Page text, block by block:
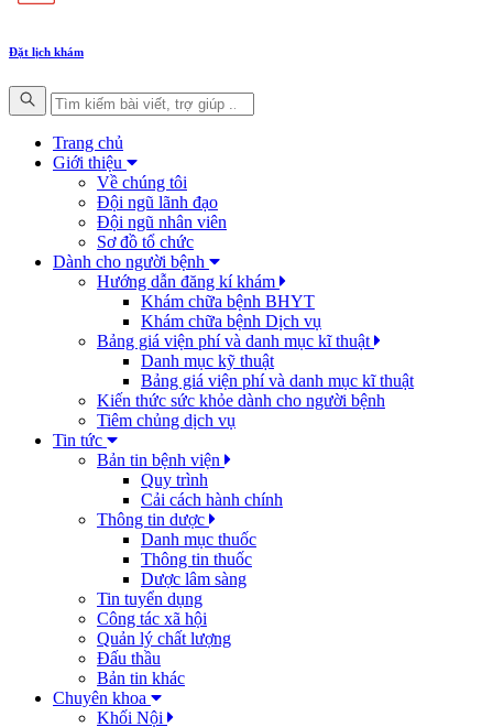
Đặt lịch khám
Trang chủ
Giới thiệu
Về chúng tôi
Đội ngũ lãnh đạo
Đội ngũ nhân viên
Sơ đồ tổ chức
Dành cho người bệnh
Hướng dẫn đăng kí khám
Khám chữa bệnh BHYT
Khám chữa bệnh Dịch vụ
Bảng giá viện phí và danh mục kĩ thuật
Danh mục kỹ thuật
Bảng giá viện phí và danh mục kĩ thuật
Kiến thức sức khỏe dành cho người bệnh
Tiêm chủng dịch vụ
Tin tức
Bản tin bệnh viện
Quy trình
Cải cách hành chính
Thông tin dược
Danh mục thuốc
Thông tin thuốc
Dược lâm sàng
Tin tuyển dụng
Công tác xã hội
Quản lý chất lượng
Đấu thầu
Bản tin khác
Chuyên khoa
Khối Nội